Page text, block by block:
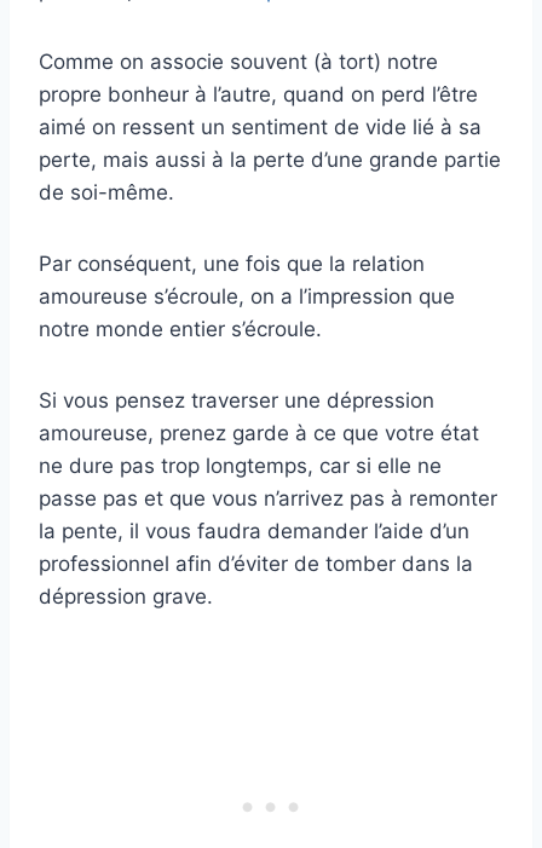
Comme on associe souvent (à tort) notre
propre bonheur à l’autre, quand on perd l’être
aimé on ressent un sentiment de vide lié à sa
perte, mais aussi à la perte d’une grande partie
de soi-même.
Par conséquent, une fois que la relation
amoureuse s’écroule, on a l’impression que
notre monde entier s’écroule.
Si vous pensez traverser une dépression
amoureuse, prenez garde à ce que votre état
ne dure pas trop longtemps, car si elle ne
passe pas et que vous n’arrivez pas à remonter
la pente, il vous faudra demander l’aide d’un
professionnel afin d’éviter de tomber dans la
dépression grave.